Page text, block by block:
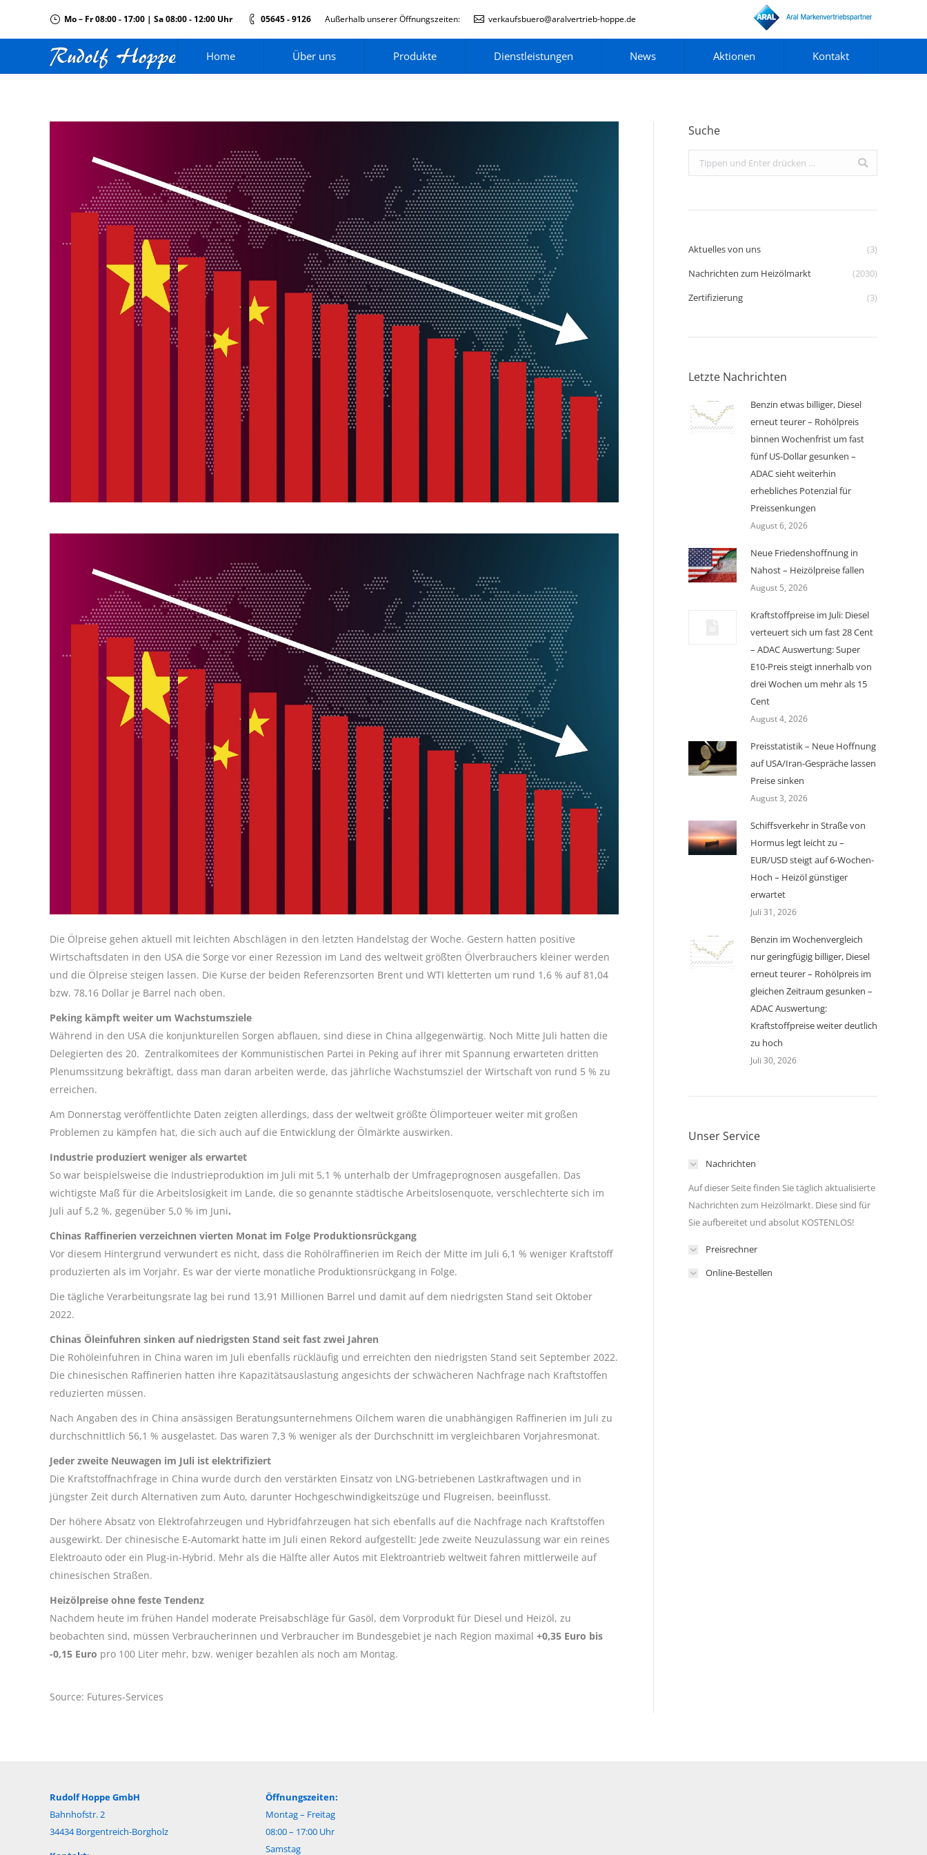
Mo – Fr 08:00 - 17:00 | Sa 08:00 - 12:00 Uhr 05645 - 9126 Außerhalb unserer Öffnungszeiten: verkaufsbuero@aralvertrieb-hoppe.de
Home Über uns Produkte Dienstleistungen News Aktionen Kontakt
Die Ölpreise gehen aktuell mit leichten Abschlägen in den letzten Handelstag der Woche. Gestern hatten positive
Wirtschaftsdaten in den USA die Sorge vor einer Rezession im Land des weltweit größten Ölverbrauchers kleiner werden
und die Ölpreise steigen lassen. Die Kurse der beiden Referenzsorten Brent und WTI kletterten um rund 1,6 % auf 81,04
bzw. 78,16 Dollar je Barrel nach oben.
Peking kämpft weiter um Wachstumsziele
Während in den USA die konjunkturellen Sorgen abflauen, sind diese in China allgegenwärtig. Noch Mitte Juli hatten die
Delegierten des 20. Zentralkomitees der Kommunistischen Partei in Peking auf ihrer mit Spannung erwarteten dritten
Plenumssitzung bekräftigt, dass man daran arbeiten werde, das jährliche Wachstumsziel der Wirtschaft von rund 5 % zu
erreichen.
Am Donnerstag veröffentlichte Daten zeigten allerdings, dass der weltweit größte Ölimporteuer weiter mit großen
Problemen zu kämpfen hat, die sich auch auf die Entwicklung der Ölmärkte auswirken.
Industrie produziert weniger als erwartet
So war beispielsweise die Industrieproduktion im Juli mit 5,1 % unterhalb der Umfrageprognosen ausgefallen. Das
wichtigste Maß für die Arbeitslosigkeit im Lande, die so genannte städtische Arbeitslosenquote, verschlechterte sich im
Juli auf 5,2 %, gegenüber 5,0 % im Juni.
Chinas Raffinerien verzeichnen vierten Monat im Folge Produktionsrückgang
Vor diesem Hintergrund verwundert es nicht, dass die Rohölraffinerien im Reich der Mitte im Juli 6,1 % weniger Kraftstoff
produzierten als im Vorjahr. Es war der vierte monatliche Produktionsrückgang in Folge.
Die tägliche Verarbeitungsrate lag bei rund 13,91 Millionen Barrel und damit auf dem niedrigsten Stand seit Oktober
2022.
Chinas Öleinfuhren sinken auf niedrigsten Stand seit fast zwei Jahren
Die Rohöleinfuhren in China waren im Juli ebenfalls rückläufig und erreichten den niedrigsten Stand seit September 2022.
Die chinesischen Raffinerien hatten ihre Kapazitätsauslastung angesichts der schwächeren Nachfrage nach Kraftstoffen
reduzierten müssen.
Nach Angaben des in China ansässigen Beratungsunternehmens Oilchem waren die unabhängigen Raffinerien im Juli zu
durchschnittlich 56,1 % ausgelastet. Das waren 7,3 % weniger als der Durchschnitt im vergleichbaren Vorjahresmonat.
Jeder zweite Neuwagen im Juli ist elektrifiziert
Die Kraftstoffnachfrage in China wurde durch den verstärkten Einsatz von LNG-betriebenen Lastkraftwagen und in
jüngster Zeit durch Alternativen zum Auto, darunter Hochgeschwindigkeitszüge und Flugreisen, beeinflusst.
Der höhere Absatz von Elektrofahrzeugen und Hybridfahrzeugen hat sich ebenfalls auf die Nachfrage nach Kraftstoffen
ausgewirkt. Der chinesische E-Automarkt hatte im Juli einen Rekord aufgestellt: Jede zweite Neuzulassung war ein reines
Elektroauto oder ein Plug-in-Hybrid. Mehr als die Hälfte aller Autos mit Elektroantrieb weltweit fahren mittlerweile auf
chinesischen Straßen.
Heizölpreise ohne feste Tendenz
Nachdem heute im frühen Handel moderate Preisabschläge für Gasöl, dem Vorprodukt für Diesel und Heizöl, zu
beobachten sind, müssen Verbraucherinnen und Verbraucher im Bundesgebiet je nach Region maximal +0,35 Euro bis
-0,15 Euro pro 100 Liter mehr, bzw. weniger bezahlen als noch am Montag.
Source: Futures-Services
Suche
Search:
Aktuelles von uns
(3)
Nachrichten zum Heizölmarkt
(2030)
Zertifizierung
(3)
Letzte Nachrichten
Benzin etwas billiger, Diesel
erneut teurer – Rohölpreis
binnen Wochenfrist um fast
fünf US-Dollar gesunken –
ADAC sieht weiterhin
erhebliches Potenzial für
Preissenkungen
August 6, 2026
Neue Friedenshoffnung in
Nahost – Heizölpreise fallen
August 5, 2026
Kraftstoffpreise im Juli: Diesel
verteuert sich um fast 28 Cent
– ADAC Auswertung: Super
E10-Preis steigt innerhalb von
drei Wochen um mehr als 15
Cent
August 4, 2026
Preisstatistik – Neue Hoffnung
auf USA/Iran-Gespräche lassen
Preise sinken
August 3, 2026
Schiffsverkehr in Straße von
Hormus legt leicht zu –
EUR/USD steigt auf 6-Wochen-
Hoch – Heizöl günstiger
erwartet
Juli 31, 2026
Benzin im Wochenvergleich
nur geringfügig billiger, Diesel
erneut teurer – Rohölpreis im
gleichen Zeitraum gesunken –
ADAC Auswertung:
Kraftstoffpreise weiter deutlich
zu hoch
Juli 30, 2026
Unser Service
Nachrichten
Auf dieser Seite finden Sie täglich aktualisierte
Nachrichten zum Heizölmarkt. Diese sind für
Sie aufbereitet und absolut KOSTENLOS!
Preisrechner
Online-Bestellen
Rudolf Hoppe GmbH
Bahnhofstr. 2
34434 Borgentreich-Borgholz
Öffnungszeiten:
Montag – Freitag
08:00 – 17:00 Uhr
Samstag